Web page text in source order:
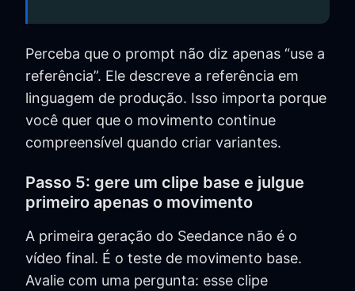
Perceba que o prompt não diz apenas “use a
referência”. Ele descreve a referência em
linguagem de produção. Isso importa porque
você quer que o movimento continue
compreensível quando criar variantes.
Passo 5: gere um clipe base e julgue
primeiro apenas o movimento
A primeira geração do Seedance não é o
vídeo final. É o teste de movimento base.
Avalie com uma pergunta: esse clipe